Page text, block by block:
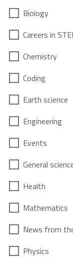
Biology
Careers in
Chemistry
Coding
Earth science
Engineering
Events
General
Health
Mathematics
News from
Physics